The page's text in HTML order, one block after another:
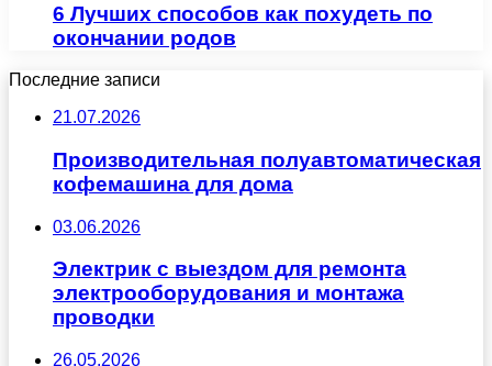
6 Лучших способов как похудеть по
окончании родов
Последние записи
21.07.2026
Производительная полуавтоматическая
кофемашина для дома
03.06.2026
Электрик с выездом для ремонта
электрооборудования и монтажа
проводки
26.05.2026